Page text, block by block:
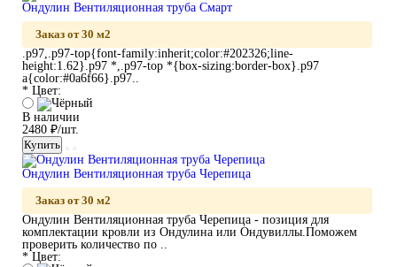
Ондулин Вентиляционная труба Смарт
Заказ от 30 м2
.p97,.p97-top{font-family:inherit;color:#202326;line-
height:1.62}.p97 *,.p97-top *{box-sizing:border-box}.p97
a{color:#0a6f66}.p97..
* Цвет:
В наличии
2480 ₽/шт.
Купить
Ондулин Вентиляционная труба Черепица
Заказ от 30 м2
Ондулин Вентиляционная труба Черепица - позиция для
комплектации кровли из Ондулина или Ондувиллы.Поможем
проверить количество по ..
* Цвет: